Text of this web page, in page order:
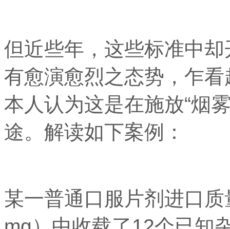
但近些年，这些标准中
有愈演愈烈之态势，乍看
本人认为这是在施放“烟
途。解读如下案例：
某一普通口服片剂进口